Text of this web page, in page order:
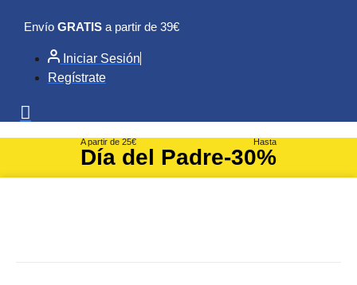
contenido
Envío GRATIS a partir de 39€
Iniciar Sesión
Regístrate
A partir de 25€
Día del Padre
Hasta
-30%